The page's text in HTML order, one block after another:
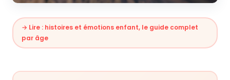
→ Lire : histoires et émotions enfant, le guide complet
par âge